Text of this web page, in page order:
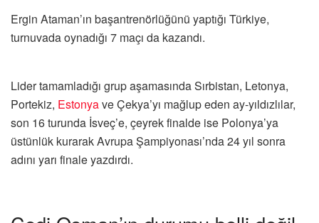
Ergin Ataman’ın başantrenörlüğünü yaptığı Türkiye,
turnuvada oynadığı 7 maçı da kazandı.
Lider tamamladığı grup aşamasında Sırbistan, Letonya,
Portekiz, Estonyave Çekya’yı mağlup eden ay-yıldızlılar,
son 16 turunda İsveç’e, çeyrek finalde ise Polonya’ya
üstünlük kurarak Avrupa Şampiyonası’nda 24 yıl sonra
adını yarı finale yazdırdı.